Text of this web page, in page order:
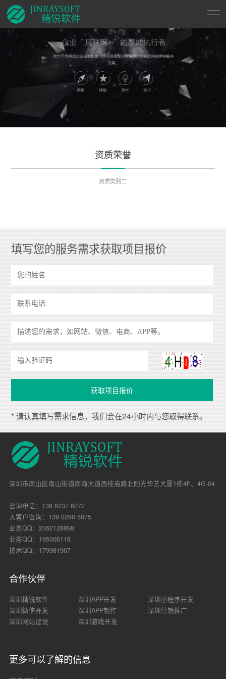
“学习不仅是掌握知识”
向书本学习，还要向实践学习、向生活学习。消化已有知识，
而且要力求有所发现、有所发明、有所创造
“学习不仅是掌握知识”
向书本学习，还要向实践学习、向生活学习。消化已有知识，
而且要力求有所发现、有所发明、有所创造
“学习不仅是掌握知识”
向书本学习，还要向实践学习、向生活学习。消化已有知识，
而且要力求有所发现、有所发明、有所创造
资质荣誉
资质类别二
填写您的服务需求获取项目报价
* 请认真填写需求信息，我们会在24小时内与您取得联系。
深圳市南山区南山街道南海大道西桂庙路北阳光华艺大厦1栋4F、4G-04
咨询电话：136 8237 6272
大客户咨询：139 0290 5075
业务QQ：2062128898
业务QQ：195006118
技术QQ：179981967
合作伙伴
深圳精锐软件 深圳APP开发
深圳小程序开发
深圳微信开发
深圳APP制作
深圳营销推广
深圳网站建设
深圳游戏开发
更多可以了解的信息